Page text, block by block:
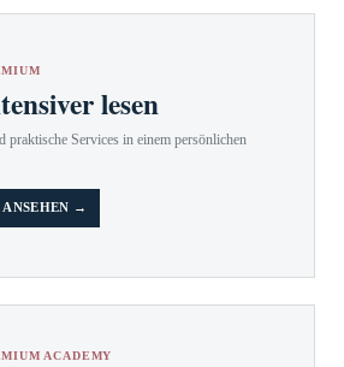
lesen
praktische Services in einem persönlichen
ANSEHEN →
ACADEMY